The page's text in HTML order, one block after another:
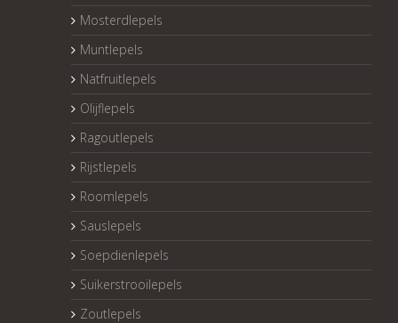
Mosterdlepels
Muntlepels
Natfruitlepels
Olijflepels
Ragoutlepels
Rijstlepels
Roomlepels
Sauslepels
Soepdienlepels
Suikerstrooilepels
Zoutlepels